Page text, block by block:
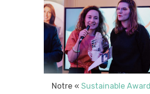
Notre « Sustainable Award